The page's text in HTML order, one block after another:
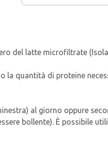
del latte microfiltrate
quantità di proteine
al giorno oppure
bollente). È possibile